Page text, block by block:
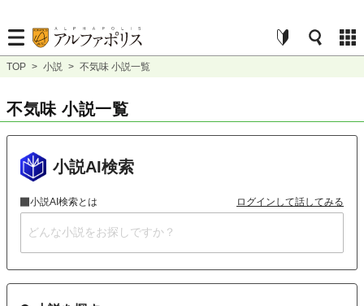
TOP > 小説 > 不気味 小説一覧
不気味 小説一覧
小説AI検索
小説AI検索とは ログインして話してみる